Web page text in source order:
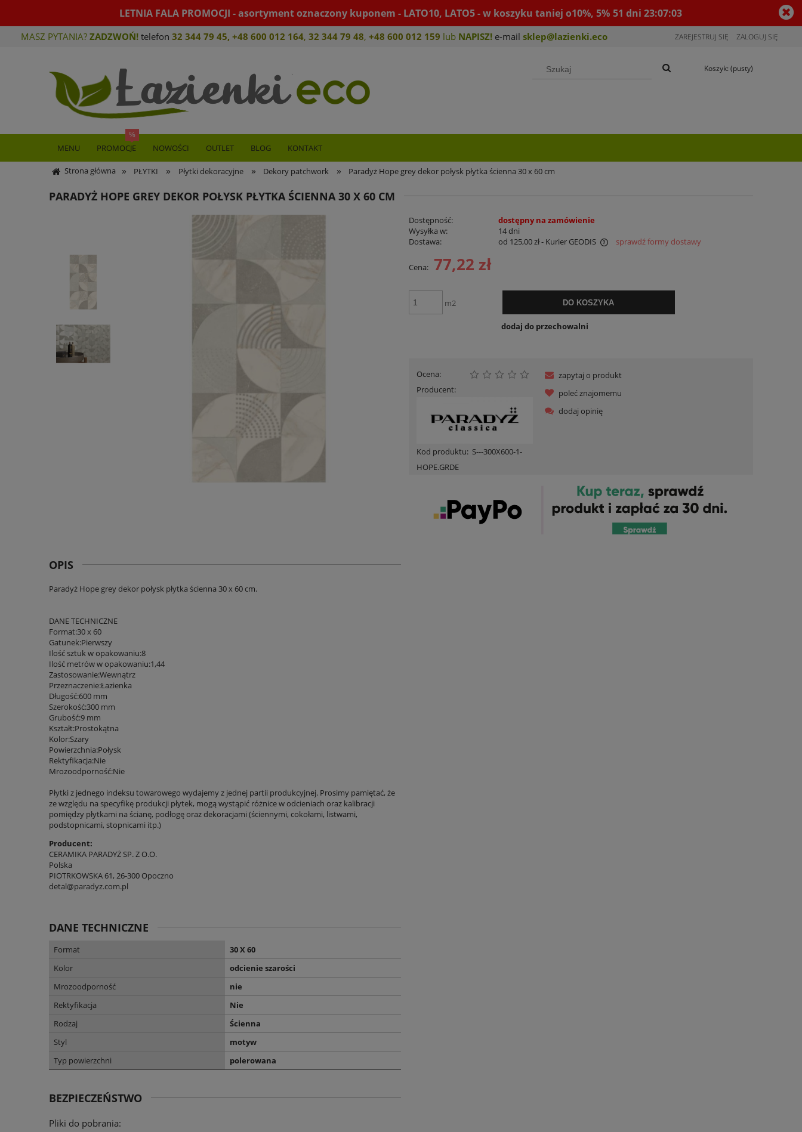
LETNIA FALA PROMOCJI - asortyment oznaczony kuponem - LATO10, LATO5 - w koszyku taniej o10%, 5% 51 dni23:07:02
MASZ PYTANIA? ZADZWOŃ! telefon 32 344 79 45, +48 600 012 164, 32 344 79 48, +48 600 012 159 lub NAPISZ! e-mail sklep@lazienki.eco ZAREJESTRUJ SIĘ ZALOGUJ SIĘ
Koszyk: (pusty)
MENU PROMOCJE NOWOŚCI OUTLET BLOG KONTAKT
Strona główna » PŁYTKI » Płytki dekoracyjne » Dekory patchwork » Paradyż Hope grey dekor połysk płytka ścienna 30 x 60 cm
PARADYŻ HOPE GREY DEKOR POŁYSK PŁYTKA ŚCIENNA 30 X 60 CM
Dostępność:
dostępny na zamówienie
Wysyłka w:
14 dni
Dostawa:
od 125,00 zł- Kurier GEODIS
Cena nie zawiera ewentualnych kosztów
sprawdź formy dostawy
Cena: 77,22 zł
m2 DO KOSZYKA
dodaj do przechowalni
Ocena:
Producent:
Kod produktu: S---300X600-1-
HOPE.GRDE
zapytaj o produkt
poleć znajomemu
dodaj opinię
OPIS
Paradyż Hope grey dekor połysk płytka ścienna 30 x 60 cm.
DANE TECHNICZNE
Format:30 x 60
Gatunek:Pierwszy
Ilość sztuk w opakowaniu:8
Ilość metrów w opakowaniu:1,44
Zastosowanie:Wewnątrz
Przeznaczenie:Łazienka
Długość:600 mm
Szerokość:300 mm
Grubość:9 mm
Kształt:Prostokątna
Kolor:Szary
Powierzchnia:Połysk
Rektyfikacja:Nie
Mrozoodporność:Nie
Płytki z jednego indeksu towarowego wydajemy z jednej partii produkcyjnej. Prosimy pamiętać, że
ze względu na specyfikę produkcji płytek, mogą wystąpić różnice w odcieniach oraz kalibracji
pomiędzy płytkami na ścianę, podłogę oraz dekoracjami (ściennymi, cokołami, listwami,
podstopnicami, stopnicami itp.)
Producent:
CERAMIKA PARADYŻ SP. Z O.O.
Polska
PIOTRKOWSKA 61, 26-300 Opoczno
detal@paradyz.com.pl
DANE TECHNICZNE
Format
30 X 60
Kolor
odcienie szarości
Mrozoodporność
nie
Rektyfikacja
Nie
Rodzaj
Ścienna
Styl
motyw
Typ powierzchni
polerowana
BEZPIECZEŃSTWO
Pliki do pobrania: